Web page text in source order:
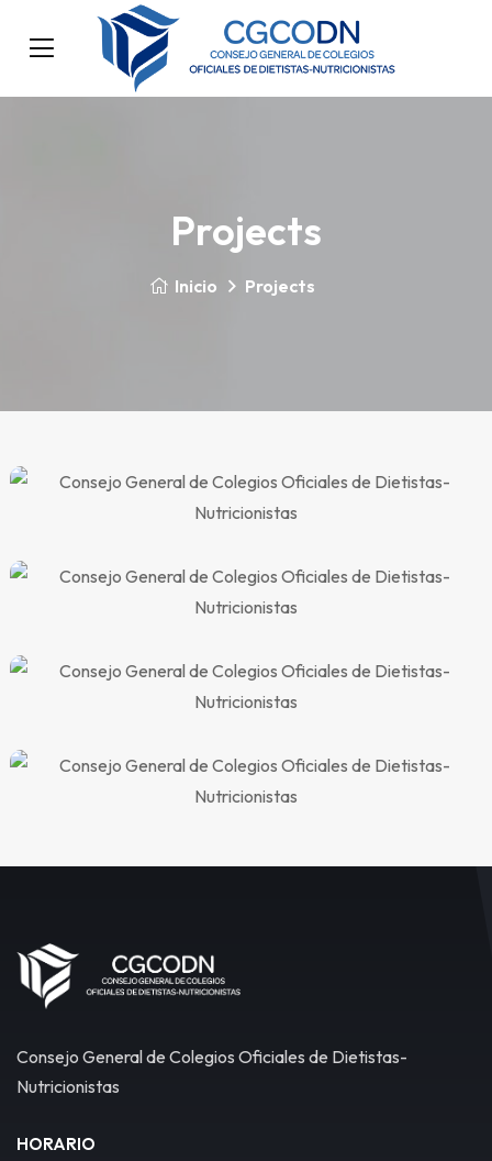
Projects
Inicio Projects
Consejo General de Colegios Oficiales de Dietistas-
Nutricionistas
HORARIO